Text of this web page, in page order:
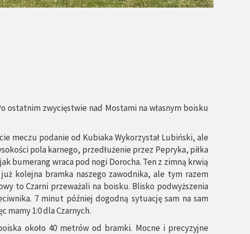
ostatnim zwycięstwie nad Mostami na własnym boisku
meczu podanie od Kubiaka Wykorzystał Lubiński, ale
pola karnego, przedłużenie przez Pepryka, piłka
bumerang wraca pod nogi Dorocha. Ten z zimną krwią
kolejna bramka naszego zawodnika, ale tym razem
to Czarni przeważali na boisku. Blisko podwyższenia
7 minut później dogodną sytuację sam na sam
mamy 1:0 dla Czarnych.
około 40 metrów od bramki. Mocne i precyzyjne